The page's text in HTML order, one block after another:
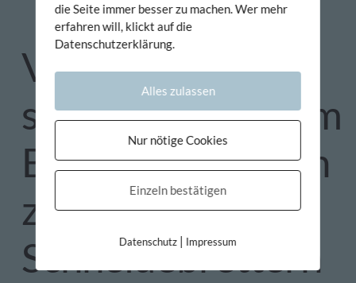
Von
selbstgeschöpftem
Briefpapier bis hin
zu angefertigten
Schneidebrettern
die Seite immer besser zu machen. Wer mehr
erfahren will, klickt auf die
Datenschutzerklärung.
Alles zulassen
Nur nötige Cookies
Einzeln bestätigen
Datenschutz| Impressum